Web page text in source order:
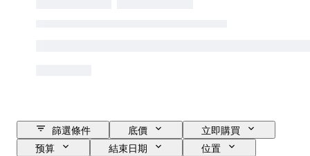
篩選條件 底價
立即購買
预算
結束日期
位置